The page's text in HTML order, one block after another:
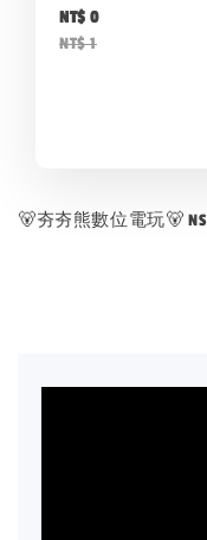
NT$ 0
NT$ 1
🐻夯夯熊數位電玩🐻 NS